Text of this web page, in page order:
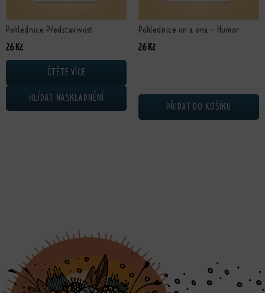
Pohlednice Představivost
26Kč
ČTĚTE VÍCE
HLÍDAT NASKLADNĚNÍ
Pohlednice on a ona - Humor
26Kč
PŘIDAT DO KOŠÍKU